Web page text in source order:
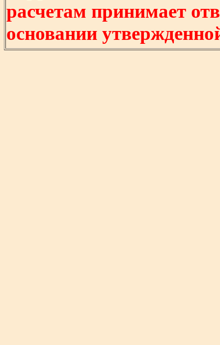
расчетам принимает
основании